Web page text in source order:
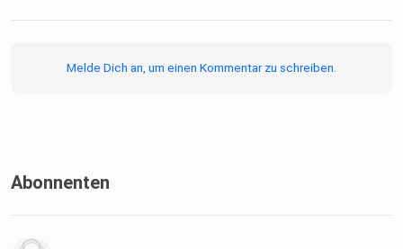
Melde Dich an, um einen Kommentar zu schreiben.
Abonnenten